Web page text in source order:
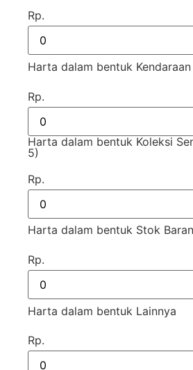
Rp.
Harta dalam bentuk Kendaraan
Rp.
Harta dalam bentuk Koleksi
5)
Rp.
Harta dalam bentuk Stok
Rp.
Harta dalam bentuk Lainnya
Rp.